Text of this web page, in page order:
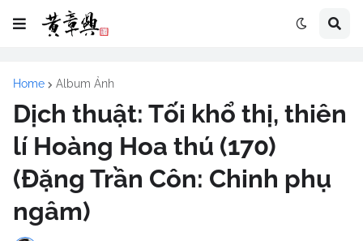
Home Album Ảnh
Dịch thuật: Tối khổ thị, thiên
lí Hoàng Hoa thú (170)
(Đặng Trần Côn: Chinh phụ
ngâm)